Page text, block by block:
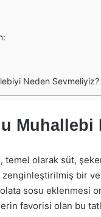
Neden Sevmeliyiz?
Muhallebi
olarak süt,
bir
sosu eklenmesi
favorisi olan bu